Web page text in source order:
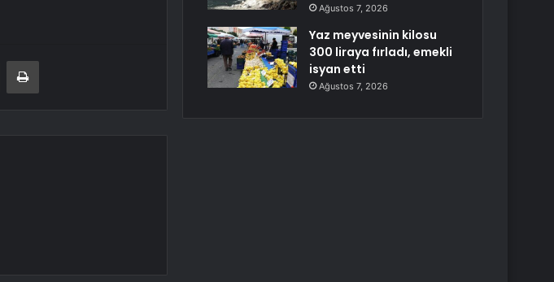
E-Posta ile paylaş Yazdır
Ağustos 7, 2026
Yaz meyvesinin kilosu
300 liraya fırladı, emekli
isyan etti
Ağustos 7, 2026